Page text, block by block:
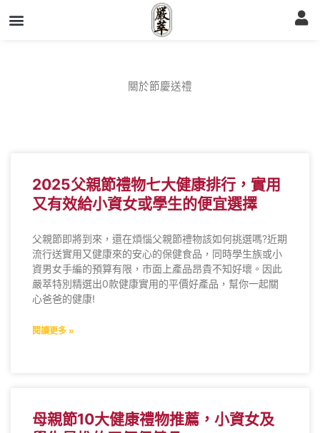
至
關於節慶送禮
2025父親節禮物七大健康排行，實用
又有效給小資女或學生的便宜選擇
父親節即將到來，還在煩惱父親節禮物該如何挑選嗎?近期
流行送實用又健康來的安心的保健食品，同時學生族或小
資男女手編的預算有限，市面上產品昂貴不知好壞。因此
嚴萃特別精選出0款健康實用的平價好產品，幫你一起關
心爸爸的健康!
閱讀更多 »
母親節10大健康禮物推薦，小資女及